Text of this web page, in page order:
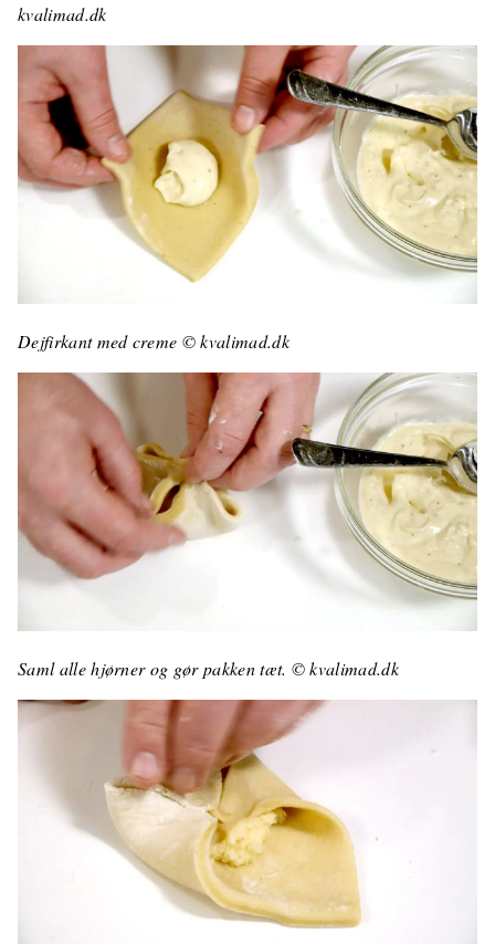
kvalimad.dk
Dejfirkant med creme © kvalimad.dk
Saml alle hjørner og gør pakken tæt. © kvalimad.dk